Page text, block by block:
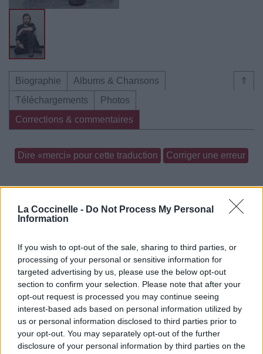
La Coccinelle - Do Not Process My Personal
Information
If you wish to opt-out of the sale, sharing to third parties, or
processing of your personal or sensitive information for
targeted advertising by us, please use the below opt-out
section to confirm your selection. Please note that after your
opt-out request is processed you may continue seeing
interest-based ads based on personal information utilized by
us or personal information disclosed to third parties prior to
your opt-out. You may separately opt-out of the further
disclosure of your personal information by third parties on the
⇑
Biographie
Albums & Chansons
Téléchargements
Photos
Corrections & commentaires
Dire «merci» pour cette traduction Corriger une erreur